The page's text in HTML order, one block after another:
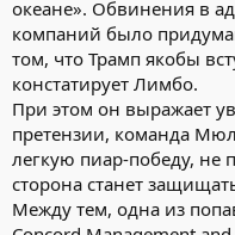
океане». Обвинения в
компаний было
том, что Трамп якобы
констатирует Лимбо.
При этом он выражает
претензии, команда
легкую пиар-победу, не
сторона станет
Между тем, одна из